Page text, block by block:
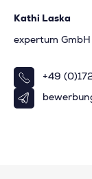
Kathi Laska
expertum GmbH
+49